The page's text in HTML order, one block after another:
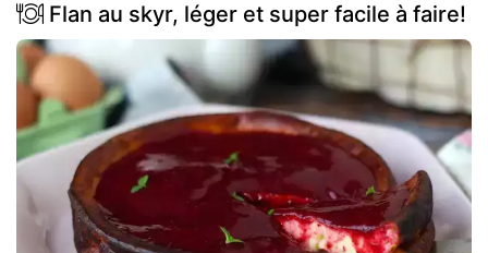
Flan au skyr, léger et super facile à faire!